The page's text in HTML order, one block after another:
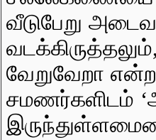
வீடுபேறு
வடக்கிருத்தலும்
வேறுவேறா
சமணர்களிடம் ‘